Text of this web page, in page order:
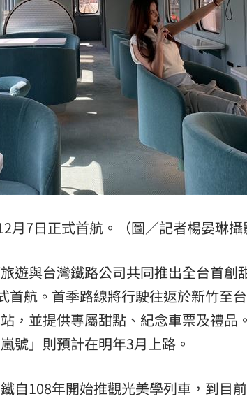
18:15
月7日正式首航。（圖／記者楊晏琳攝
遊與台灣鐵路公司共同推出全台首創
首航。首季路線將行駛往返於新竹至
，並提供專屬甜點、紀念車票及禮品。
號」則預計在明年3月上路。
自108年開始推觀光美學列車，到目